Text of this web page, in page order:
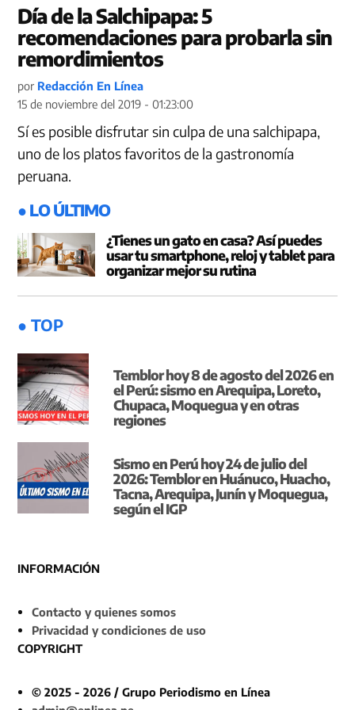
Día de la Salchipapa: 5
recomendaciones para probarla sin
remordimientos
por Redacción En Línea
15 de noviembre del 2019 - 01:23:00
Sí es posible disfrutar sin culpa de una salchipapa,
uno de los platos favoritos de la gastronomía
peruana.
● LO ÚLTIMO
¿Tienes un gato en casa? Así puedes
usar tu smartphone, reloj y tablet para
organizar mejor su rutina
● TOP
Temblor hoy 8 de agosto del 2026 en
el Perú: sismo en Arequipa, Loreto,
Chupaca, Moquegua y en otras
regiones
Sismo en Perú hoy 24 de julio del
2026: Temblor en Huánuco, Huacho,
Tacna, Arequipa, Junín y Moquegua,
según el IGP
INFORMACIÓN
Contacto y quienes somos
Privacidad y condiciones de uso
COPYRIGHT
© 2025 - 2026 / Grupo Periodismo en Línea